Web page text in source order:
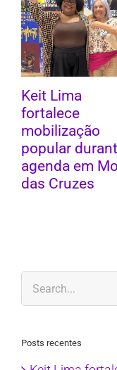
Keit Lima
fortalece
mobilização
popular
agenda em
das Cruzes
for:
Posts recentes